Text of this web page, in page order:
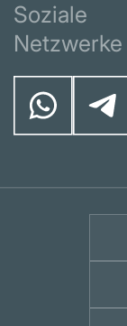
Soziale
Netzwerke